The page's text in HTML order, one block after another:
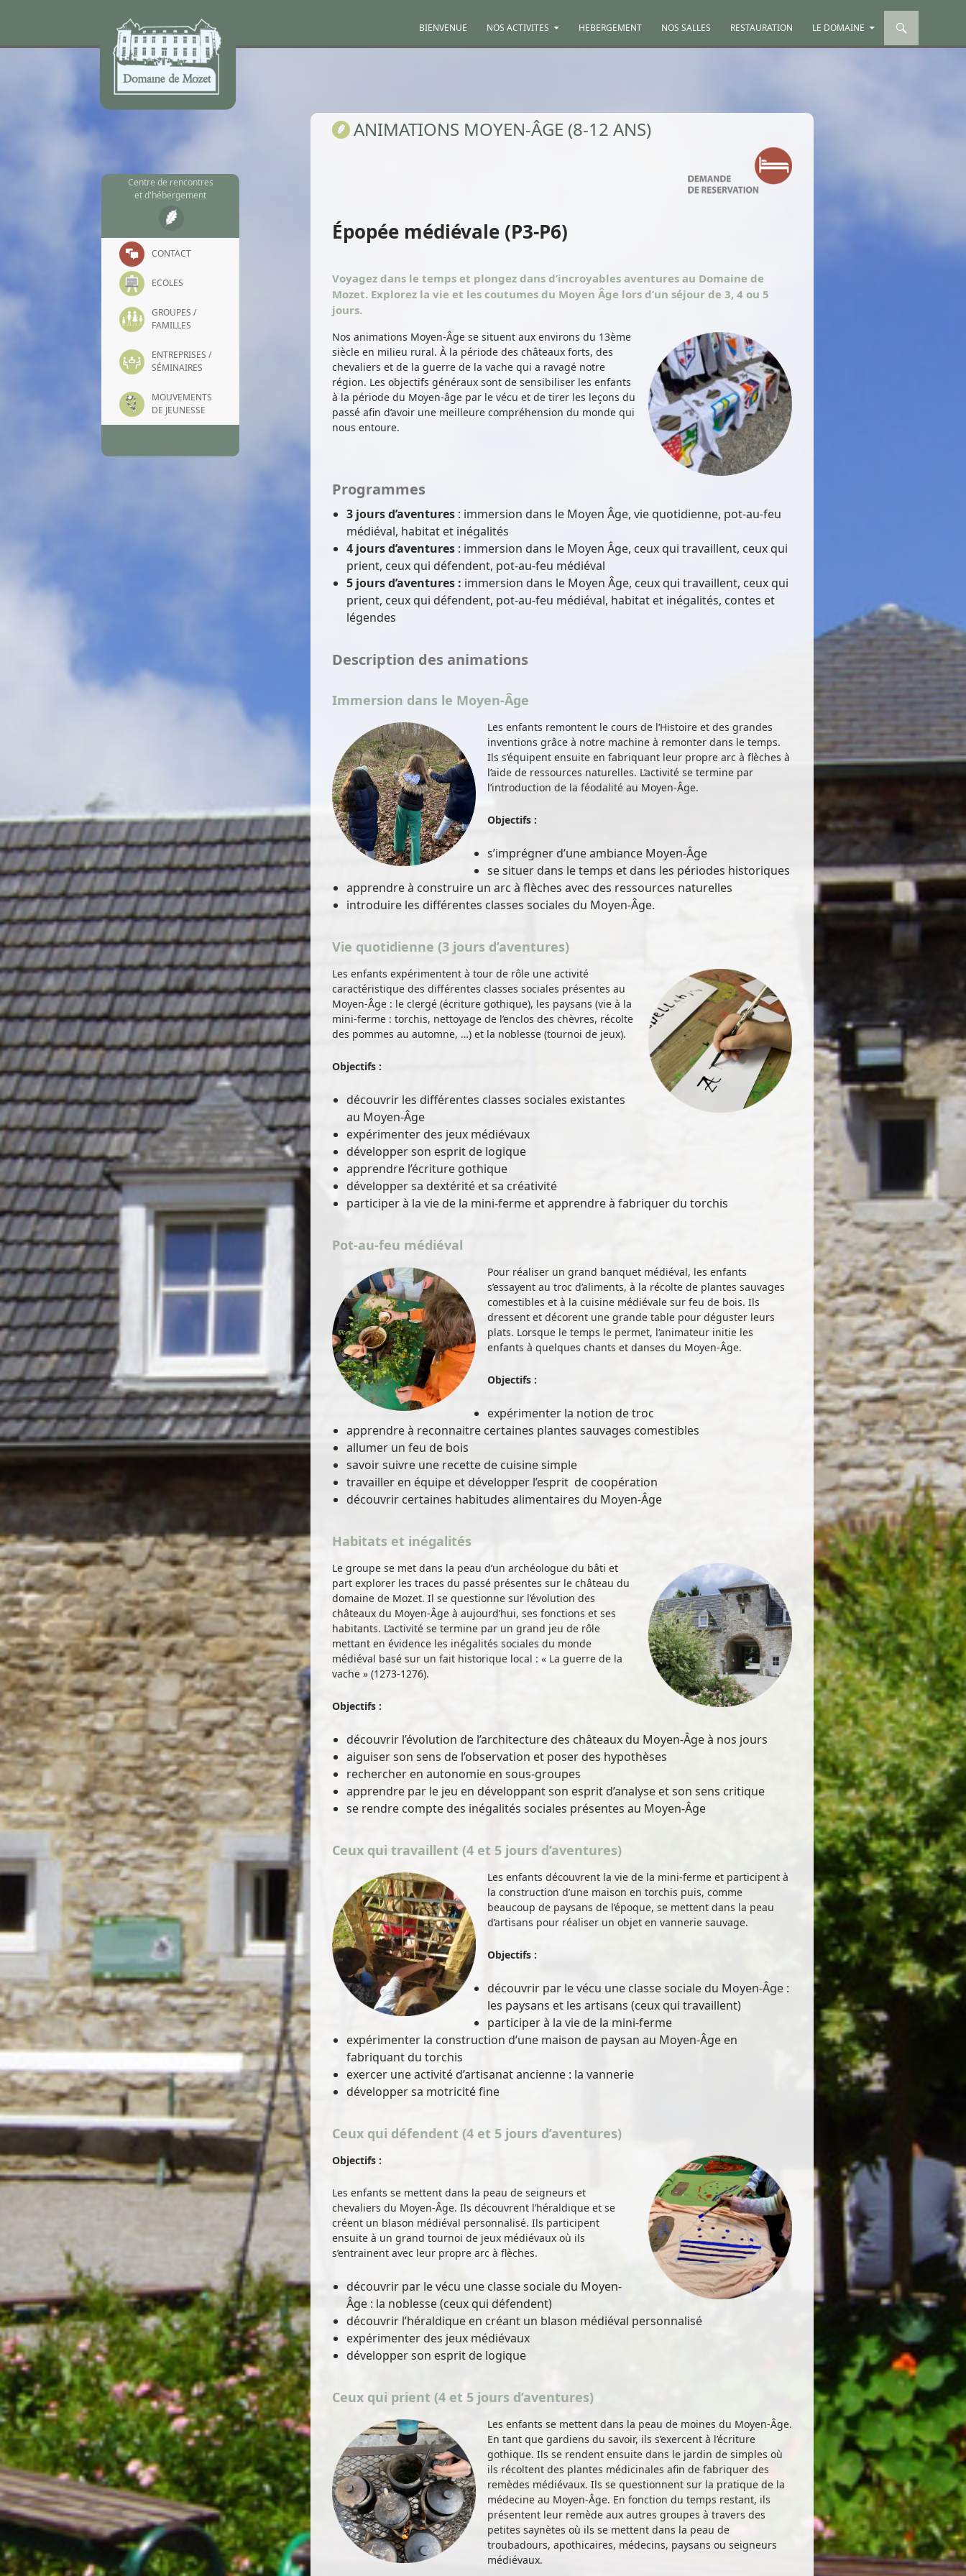
BIENVENUE
NOS ACTIVITES HEBERGEMENT NOS SALLES RESTAURATION LE DOMAINE
Centre de rencontres
et d'hébergement
CONTACT
ECOLES
GROUPES /
FAMILLES
ENTREPRISES /
SÉMINAIRES
MOUVEMENTS
DE JEUNESSE
ANIMATIONS MOYEN-ÂGE (8-12 ANS)
Épopée médiévale (P3-P6)
Voyagez dans le temps et plongez dans d’incroyables aventures au Domaine de
Mozet. Explorez la vie et les coutumes du Moyen Âge lors d’un séjour de 3, 4 ou 5
jours.
Nos animations Moyen-Âge se situent aux environs du 13ème
siècle en milieu rural. À la période des châteaux forts, des
chevaliers et de la guerre de la vache qui a ravagé notre
région. Les objectifs généraux sont de sensibiliser les enfants
à la période du Moyen-âge par le vécu et de tirer les leçons du
passé afin d’avoir une meilleure compréhension du monde qui
nous entoure.
Programmes
3 jours d’aventures : immersion dans le Moyen Âge, vie quotidienne, pot-au-feu
médiéval, habitat et inégalités
4 jours d’aventures : immersion dans le Moyen Âge, ceux qui travaillent, ceux qui
prient, ceux qui défendent, pot-au-feu médiéval
5 jours d’aventures : immersion dans le Moyen Âge, ceux qui travaillent, ceux qui
prient, ceux qui défendent, pot-au-feu médiéval, habitat et inégalités, contes et
légendes
Description des animations
Immersion dans le Moyen-Âge
Les enfants remontent le cours de l’Histoire et des grandes
inventions grâce à notre machine à remonter dans le temps.
Ils s’équipent ensuite en fabriquant leur propre arc à flèches à
l’aide de ressources naturelles. L’activité se termine par
l’introduction de la féodalité au Moyen-Âge.
Objectifs :
s’imprégner d’une ambiance Moyen-Âge
se situer dans le temps et dans les périodes historiques
apprendre à construire un arc à flèches avec des ressources naturelles
introduire les différentes classes sociales du Moyen-Âge.
Vie quotidienne (3 jours d’aventures)
Les enfants expérimentent à tour de rôle une activité
caractéristique des différentes classes sociales présentes au
Moyen-Âge : le clergé (écriture gothique), les paysans (vie à la
mini-ferme : torchis, nettoyage de l’enclos des chèvres, récolte
des pommes au automne, …) et la noblesse (tournoi de jeux).
Objectifs :
découvrir les différentes classes sociales existantes
au Moyen-Âge
expérimenter des jeux médiévaux
développer son esprit de logique
apprendre l’écriture gothique
développer sa dextérité et sa créativité
participer à la vie de la mini-ferme et apprendre à fabriquer du torchis
Pot-au-feu médiéval
Pour réaliser un grand banquet médiéval, les enfants
s’essayent au troc d’aliments, à la récolte de plantes sauvages
comestibles et à la cuisine médiévale sur feu de bois. Ils
dressent et décorent une grande table pour déguster leurs
plats. Lorsque le temps le permet, l’animateur initie les
enfants à quelques chants et danses du Moyen-Âge.
Objectifs :
expérimenter la notion de troc
apprendre à reconnaitre certaines plantes sauvages comestibles
allumer un feu de bois
savoir suivre une recette de cuisine simple
travailler en équipe et développer l’esprit de coopération
découvrir certaines habitudes alimentaires du Moyen-Âge
Habitats et inégalités
Le groupe se met dans la peau d’un archéologue du bâti et
part explorer les traces du passé présentes sur le château du
domaine de Mozet. Il se questionne sur l’évolution des
châteaux du Moyen-Âge à aujourd’hui, ses fonctions et ses
habitants. L’activité se termine par un grand jeu de rôle
mettant en évidence les inégalités sociales du monde
médiéval basé sur un fait historique local : « La guerre de la
vache » (1273-1276).
Objectifs :
découvrir l’évolution de l’architecture des châteaux du Moyen-Âge à nos jours
aiguiser son sens de l’observation et poser des hypothèses
rechercher en autonomie en sous-groupes
apprendre par le jeu en développant son esprit d’analyse et son sens critique
se rendre compte des inégalités sociales présentes au Moyen-Âge
Ceux qui travaillent (4 et 5 jours d’aventures)
Les enfants découvrent la vie de la mini-ferme et participent à
la construction d’une maison en torchis puis, comme
beaucoup de paysans de l’époque, se mettent dans la peau
d’artisans pour réaliser un objet en vannerie sauvage.
Objectifs :
découvrir par le vécu une classe sociale du Moyen-Âge :
les paysans et les artisans (ceux qui travaillent)
participer à la vie de la mini-ferme
expérimenter la construction d’une maison de paysan au Moyen-Âge en
fabriquant du torchis
exercer une activité d’artisanat ancienne : la vannerie
développer sa motricité fine
Ceux qui défendent (4 et 5 jours d’aventures)
Objectifs :
Les enfants se mettent dans la peau de seigneurs et
chevaliers du Moyen-Âge. Ils découvrent l’héraldique et se
créent un blason médiéval personnalisé. Ils participent
ensuite à un grand tournoi de jeux médiévaux où ils
s’entrainent avec leur propre arc à flèches.
découvrir par le vécu une classe sociale du Moyen-
Âge : la noblesse (ceux qui défendent)
découvrir l’héraldique en créant un blason médiéval personnalisé
expérimenter des jeux médiévaux
développer son esprit de logique
Ceux qui prient (4 et 5 jours d’aventures)
Les enfants se mettent dans la peau de moines du Moyen-Âge.
En tant que gardiens du savoir, ils s’exercent à l’écriture
gothique. Ils se rendent ensuite dans le jardin de simples où
ils récoltent des plantes médicinales afin de fabriquer des
remèdes médiévaux. Ils se questionnent sur la pratique de la
médecine au Moyen-Âge. En fonction du temps restant, ils
présentent leur remède aux autres groupes à travers des
petites saynètes où ils se mettent dans la peau de
troubadours, apothicaires, médecins, paysans ou seigneurs
médiévaux.